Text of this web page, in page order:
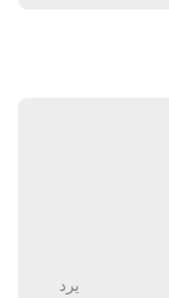
يرد